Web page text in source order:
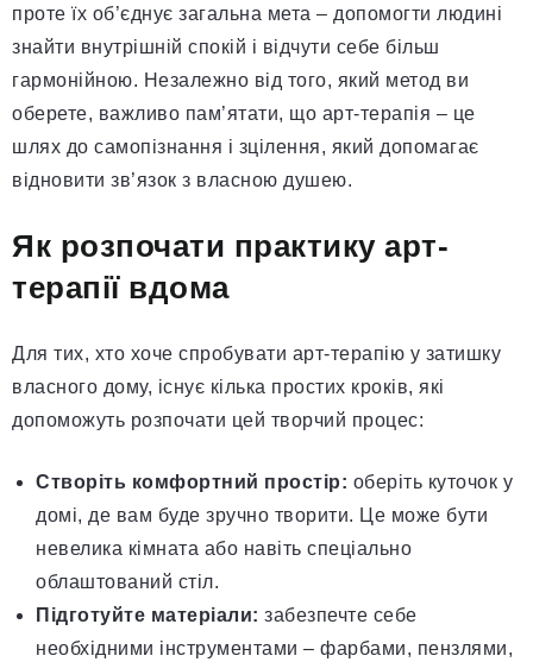
проте їх об’єднує загальна мета – допомогти людині
знайти внутрішній спокій і відчути себе більш
гармонійною. Незалежно від того, який метод ви
оберете, важливо пам’ятати, що арт-терапія – це
шлях до самопізнання і зцілення, який допомагає
відновити зв’язок з власною душею.
Як розпочати практику арт-
терапії вдома
Для тих, хто хоче спробувати арт-терапію у затишку
власного дому, існує кілька простих кроків, які
допоможуть розпочати цей творчий процес:
Створіть комфортний простір: оберіть куточок у
домі, де вам буде зручно творити. Це може бути
невелика кімната або навіть спеціально
облаштований стіл.
Підготуйте матеріали: забезпечте себе
необхідними інструментами – фарбами, пензлями,